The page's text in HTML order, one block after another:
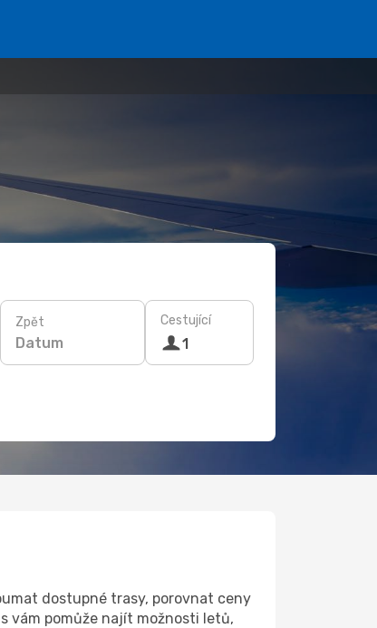
Zpět
Datum
Cestující
1
dostupné trasy, porovnat ceny
vám pomůže najít možnosti letů,